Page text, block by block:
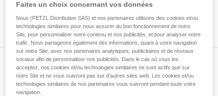
informations de la notice technique pour
d’informations.
Maîtriser ces techniques nécessite une
formation et un entraînement spécifique. Validez
avec un professionnel votre capacité à refaire
la manipulation, seul, en toute sécurité, avant
de la reproduire en autonomie.
Nous donnons des exemples de techniques
Voir tous les conseils
Abonnez-vous à la newsletter
et restez connecté à notre actualité
Faites un choix concernant vos données
Nous (PETZL Distribution SAS) et nos partenaires utilisons des cookies et/ou
technologies similaires pour nous assurer du bon fonctionnement de notre
Site, pour personnaliser notre contenu et nos publicités, et pour analyser notre
trafic. Nous partageons également des informations, quant à votre navigation
sur notre Site, avec nos partenaires analytiques, publicitaires et de réseaux
sociaux afin de personnaliser nos publicités. Dans le cas où vous les
acceptez, nos cookies et/ou technologies similaires ne sont actifs que sur
notre Site et ne vous suivront pas sur d’autres sites web. Les cookies et/ou
technologies similaires de nos partenaires vous suivront pendant toute votre
navigation.